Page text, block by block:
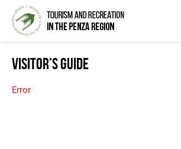
Visitor’s Guide
Error